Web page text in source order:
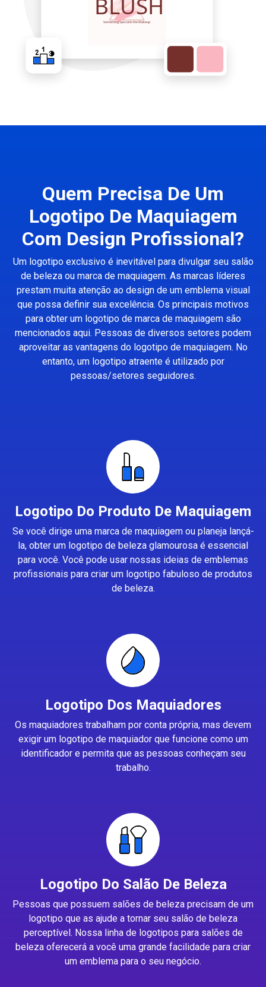
Quem Precisa De Um
Logotipo De Maquiagem
Com Design Profissional?
Um logotipo exclusivo é inevitável para divulgar seu salão
de beleza ou marca de maquiagem. As marcas líderes
prestam muita atenção ao design de um emblema visual
que possa definir sua excelência. Os principais motivos
para obter um logotipo de marca de maquiagem são
mencionados aqui. Pessoas de diversos setores podem
aproveitar as vantagens do logotipo de maquiagem. No
entanto, um logotipo atraente é utilizado por
pessoas/setores seguidores.
Logotipo Do Produto De Maquiagem
Se você dirige uma marca de maquiagem ou planeja lançá-
la, obter um logotipo de beleza glamourosa é essencial
para você. Você pode usar nossas ideias de emblemas
profissionais para criar um logotipo fabuloso de produtos
de beleza.
Logotipo Dos Maquiadores
Os maquiadores trabalham por conta própria, mas devem
exigir um logotipo de maquiador que funcione como um
identificador e permita que as pessoas conheçam seu
trabalho.
Logotipo Do Salão De Beleza
Pessoas que possuem salões de beleza precisam de um
logotipo que as ajude a tornar seu salão de beleza
perceptível. Nossa linha de logotipos para salões de
beleza oferecerá a você uma grande facilidade para criar
um emblema para o seu negócio.